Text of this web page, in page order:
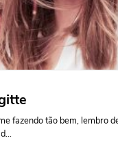
fazendo tão bem, lembro